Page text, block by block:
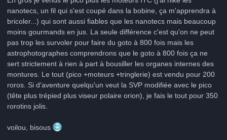
nanotecs, un fil qui s'est coupé dans la bobine, ça m'apprendra à
bricoler...) qui sont aussi fiables que les nanotecs mais beaucoup
moins gourmands en jus. La seule différence c'est qu'on ne peut
pas trop les survoler pour faire du goto à 800 fois mais les
astrophotographes comprendrons que le goto à 800 fois ça ne
sert strictement à rien à part à bousiller les organes internes des
montures. Le tout (pico +moteurs +tringlerie) est vendu pour 200
roros. Si d'aventure quelqu'un veut la SVP modifiée avec le pico
(tête plus trépied plus viseur polaire orion), je fais le tout pour 350
rorotins jolis.
voilou, bisous